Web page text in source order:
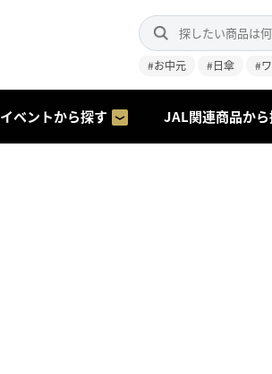
#お中元 #日傘 #
イベントから探す JAL関連商品から